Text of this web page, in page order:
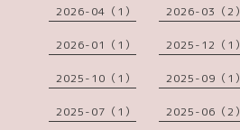
2026-04（1） 2026-03（2）
2026-01（1） 2025-12（1）
2025-10（1） 2025-09（1）
2025-07（1） 2025-06（2）